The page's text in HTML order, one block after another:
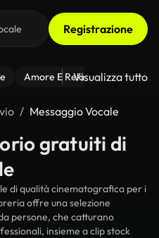
Registrazione
Amore E Relazioni Il
Visualizza tutto
Messaggio Vocale
gratuiti di
di qualità cinematografica per i
offre una selezione
persone, che catturano
insieme a clip stock